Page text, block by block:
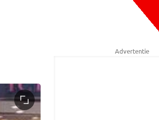
Advertentie